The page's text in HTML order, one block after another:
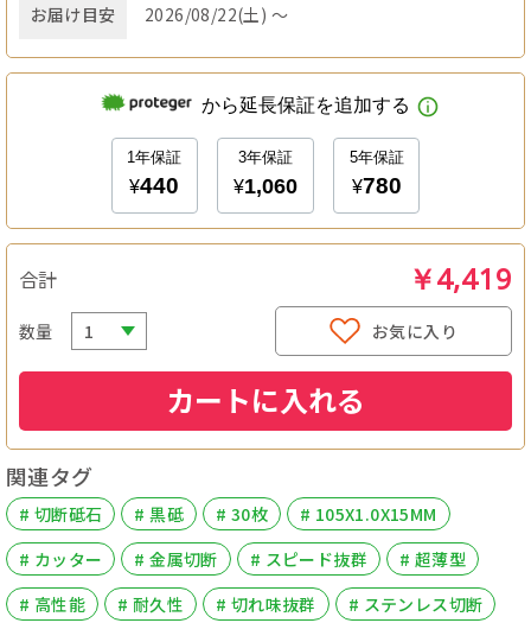
お届け目安 2026/08/22(土) ～
合計 ￥4,419
数量 お気に入り
カートに入れる
関連タグ
# 切断砥石 # 黒砥 # 30枚
# 105X1.0X15MM
# カッター
# 金属切断 # スピード抜群
# 超薄型
# 高性能
# 耐久性 # 切れ味抜群
# ステンレス切断